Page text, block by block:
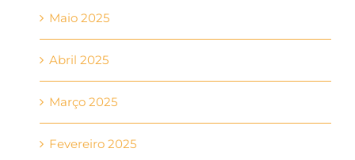
Maio 2025
Abril 2025
Março 2025
Fevereiro 2025